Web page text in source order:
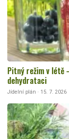
Pitný režim v létě
dehydrataci
Jídelní plán · 15. 7. 2026